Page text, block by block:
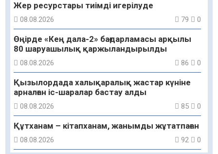
Жер ресурстары тиімді игерілуде
08.08.2026 79 0
Өңірде «Кең дала-2» бағдарламасы арқылы
80 шаруашылық қаржыландырылды
08.08.2026 86 0
Қызылордада халықаралық жастар күніне
арналған іс-шаралар бастау алды
08.08.2026 85 0
Құтханам – кітапханам, жанымды жұтатпаған
08.08.2026 92 0